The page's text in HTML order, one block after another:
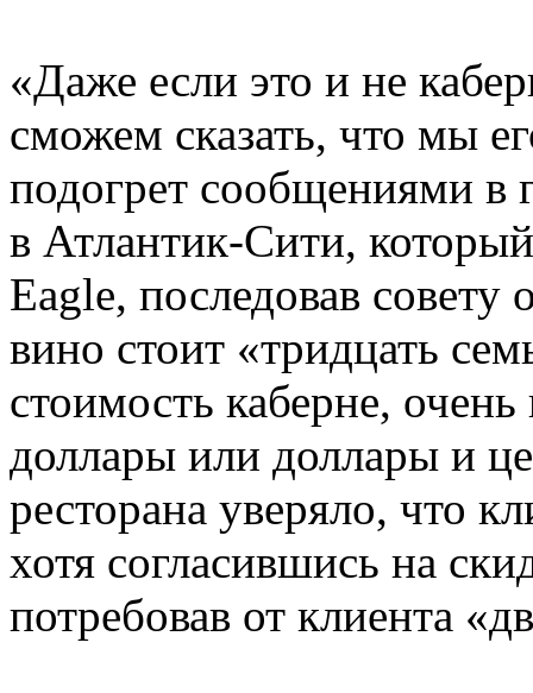
«Даже если это и не
сможем сказать, что мы
подогрет сообщениями в
в Атлантик-Сити,
Eagle, последовав совету
вино стоит «тридцать
стоимость каберне,
доллары или доллары и
ресторана уверяло, что
хотя согласившись на
потребовав от клиента